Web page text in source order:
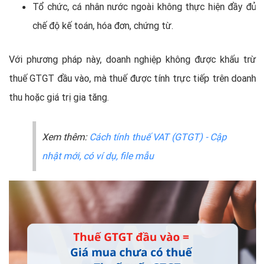
Tổ chức, cá nhân nước ngoài không thực hiện đầy đủ
chế độ kế toán, hóa đơn, chứng từ.
Với phương pháp này, doanh nghiệp không được khấu trừ
thuế GTGT đầu vào, mà thuế được tính trực tiếp trên doanh
thu hoặc giá trị gia tăng.
Xem thêm: Cách tính thuế VAT (GTGT) - Cập
nhật mới, có ví dụ, file mẫu